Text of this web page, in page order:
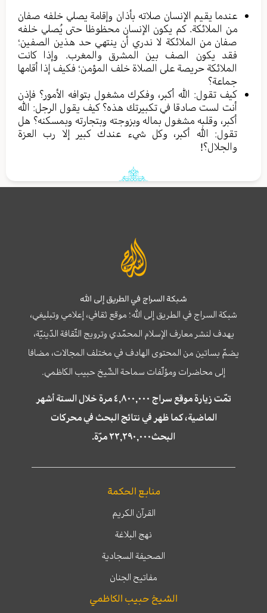
عندما يقيم الإنسان صلاته بأذان وإقامة يصلي خلفه صفان
من الملائكة. كم يكون الإنسان محظوظا حتى يُصلي خلفه
صفان من الملائكة لا ندري أن ينتهي حد هذين الصفين؛
فقد يكون الصف بين المشرق والمغرب. وإذا كانت
الملائكة حريصة على الصلاة خلف المؤمن؛ فكيف إذا أقامها
جماعة؟
كيف تقول: الله أكبر، وفكرك مشغول بتوافه الأمور؟ فإذن
أنت لست صادقا في تكبيرتك هذه؟ كيف يقول الرجل: الله
أكبر، وقلبه مشغول بماله وبزوجته وبتجارته وبمسكنه؟ هل
تقول: الله أكبر، وكل شيء عندك كبير إلا رب العزة
والجلال؟!
شبكة السراج في الطريق إلى الله
شبكة السراج في الطريق إلى الله؛ موقع ثقافي، إعلامي وتبليغي،
يهدف لنشر معارف الإسلام المحمّدي وترويج الثّقافة الدّينيّة،
يضمّ بساتين من المحتوى الهادف في مختلف المجالات، مضافا
إلى محاضرات ومؤلّفات سماحة الشّيخ حبيب الكاظمي.
تمّت زيارة موقع سراج ٤,٨٠٠,٠٠٠ مرة خلال الستة أشهر
الماضية، كما ظهر في نتائج البحث في محركات
البحث٢٢,٢٩٠,٠٠٠ مرّة.
منابع الحكمة
القرآن الكريم
نهج البلاغة
الصحيفة السجادية
مفاتيح الجنان
الشيخ حبيب الكاظمي